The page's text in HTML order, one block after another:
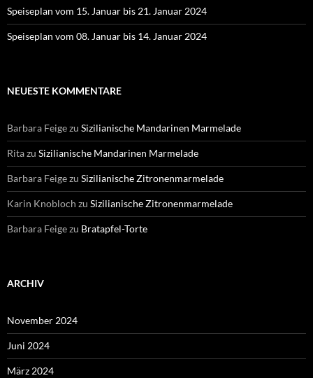
Speiseplan vom 15. Januar bis 21. Januar 2024
Speiseplan vom 08. Januar bis 14. Januar 2024
NEUESTE KOMMENTARE
Barbara Feigezu Sizilianische Mandarinen Marmelade
Ritazu Sizilianische Mandarinen Marmelade
Barbara Feigezu Sizilianische Zitronenmarmelade
Karin Knobloch zu Sizilianische Zitronenmarmelade
Barbara Feigezu Bratapfel-Torte
ARCHIV
November 2024
Juni 2024
März 2024